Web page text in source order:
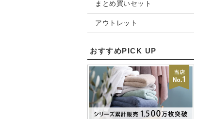
まとめ買いセット
アウトレット
おすすめPICK UP